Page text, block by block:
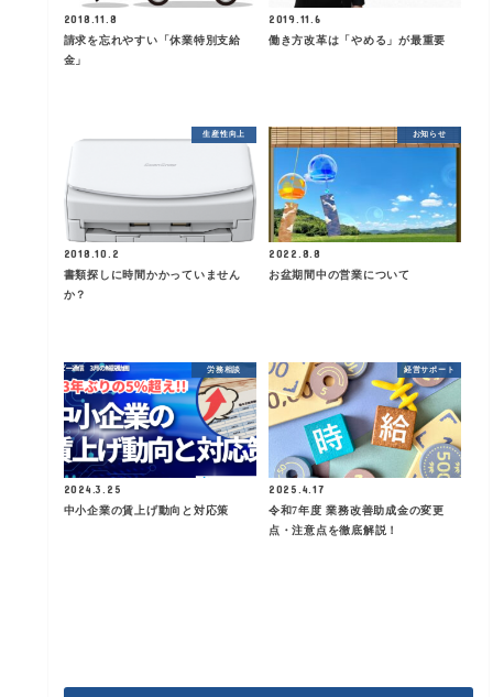
2018.11.8
請求を忘れやすい「休業特別支給
金」
2019.11.6
働き方改革は「やめる」が最重要
生産性向上
2018.10.2
書類探しに時間かかっていません
か？
お知らせ
2022.8.8
お盆期間中の営業について
労務相談
2024.3.25
中小企業の賃上げ動向と対応策
経営サポート
2025.4.17
令和7年度 業務改善助成金の変更
点・注意点を徹底解説！